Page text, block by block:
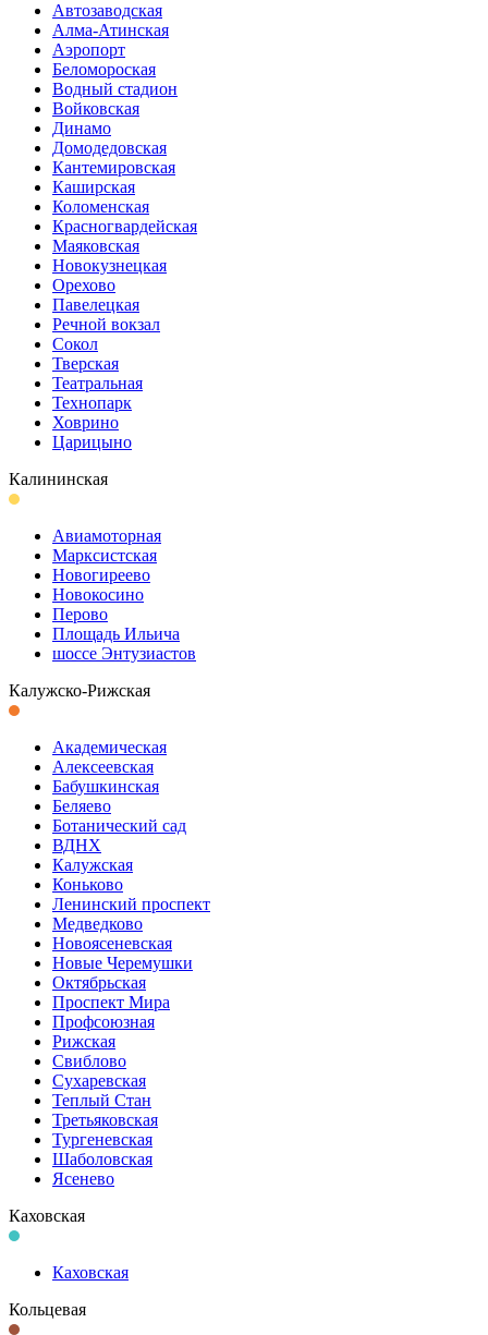
Автозаводская
Алма-Атинская
Аэропорт
Беломороская
Водный стадион
Войковская
Динамо
Домоде­довская
Кантеми­ровская
Каширская
Коломенская
Красногвар­дейская
Маяковская
Новокузнецкая
Орехово
Павелецкая
Речной вокзал
Сокол
Тверская
Театральная
Технопарк
Ховрино
Царицыно
Калининская
Авиамоторная
Марксистская
Новогиреево
Новокосино
Перово
Площадь Ильича
шоссе Энтузиастов
Калужско-Рижская
Академическая
Алексеевская
Бабушкинская
Беляево
Ботанический сад
ВДНХ
Калужская
Коньково
Ленинский проспект
Медведково
Новоясеневская
Новые Черемушки
Октябрьская
Проспект Мира
Профсоюзная
Рижская
Свиблово
Сухаревская
Теплый Стан
Третьяковская
Тургеневская
Шаболовская
Ясенево
Каховская
Каховская
Кольцевая